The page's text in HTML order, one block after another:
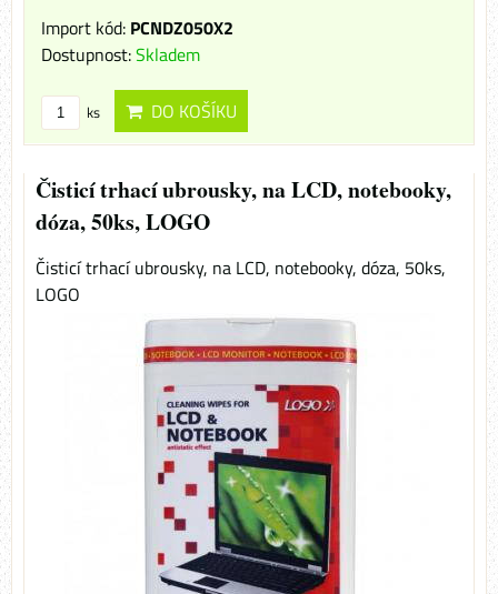
Import kód: PCNDZ050X2
Dostupnost:Skladem
ks DO KOŠÍKU
Čisticí trhací ubrousky, na LCD, notebooky,
dóza, 50ks, LOGO
Čisticí trhací ubrousky, na LCD, notebooky, dóza, 50ks,
LOGO